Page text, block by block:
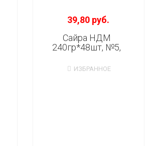
39,80 руб.
Сайра НДМ
240гр*48шт, №5,
ИЗБРАННОЕ